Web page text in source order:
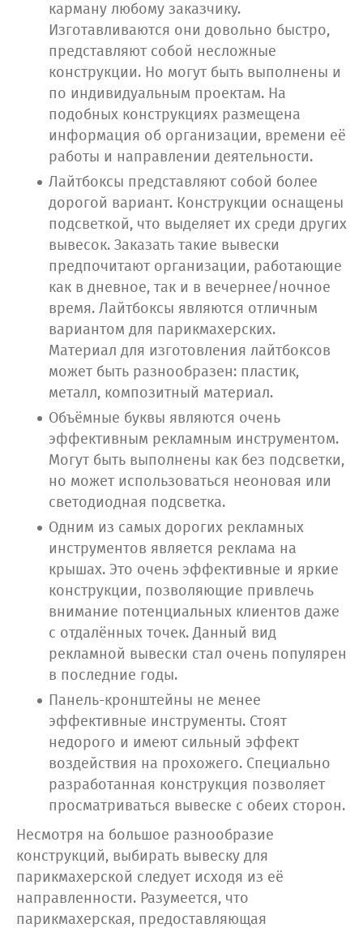
карману любому заказчику.
Изготавливаются они довольно быстро,
представляют собой несложные
конструкции. Но могут быть выполнены и
по индивидуальным проектам. На
подобных конструкциях размещена
информация об организации, времени её
работы и направлении деятельности.
Лайтбоксы представляют собой более
дорогой вариант. Конструкции оснащены
подсветкой, что выделяет их среди других
вывесок. Заказать такие вывески
предпочитают организации, работающие
как в дневное, так и в вечернее/ночное
время. Лайтбоксы являются отличным
вариантом для парикмахерских.
Материал для изготовления лайтбоксов
может быть разнообразен: пластик,
металл, композитный материал.
Объёмные буквы являются очень
эффективным рекламным инструментом.
Могут быть выполнены как без подсветки,
но может использоваться неоновая или
светодиодная подсветка.
Одним из самых дорогих рекламных
инструментов является реклама на
крышах. Это очень эффективные и яркие
конструкции, позволяющие привлечь
внимание потенциальных клиентов даже
с отдалённых точек. Данный вид
рекламной вывески стал очень популярен
в последние годы.
Панель-кронштейны не менее
эффективные инструменты. Стоят
недорого и имеют сильный эффект
воздействия на прохожего. Специально
разработанная конструкция позволяет
просматриваться вывеске с обеих сторон.
Несмотря на большое разнообразие
конструкций, выбирать вывеску для
парикмахерской следует исходя из её
направленности. Разумеется, что
парикмахерская, предоставляющая